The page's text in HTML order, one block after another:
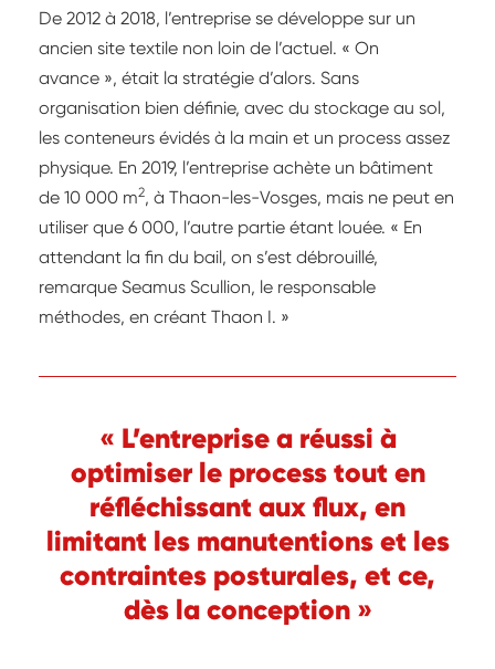
De 2012 à 2018, l’entreprise se développe sur un
ancien site textile non loin de l’actuel. « On
avance », était la stratégie d’alors. Sans
organisation bien définie, avec du stockage au sol,
les conteneurs évidés à la main et un process assez
physique. En 2019, l’entreprise achète un bâtiment
de 10 000 m2, à Thaon-les-Vosges, mais ne peut en
utiliser que 6 000, l’autre partie étant louée. « En
attendant la fin du bail, on s’est débrouillé,
remarque Seamus Scullion, le responsable
méthodes, en créant Thaon I. »
« L’entreprise a réussi à
optimiser le process tout en
réfléchissant aux flux, en
limitant les manutentions et les
contraintes posturales, et ce,
dès la conception »